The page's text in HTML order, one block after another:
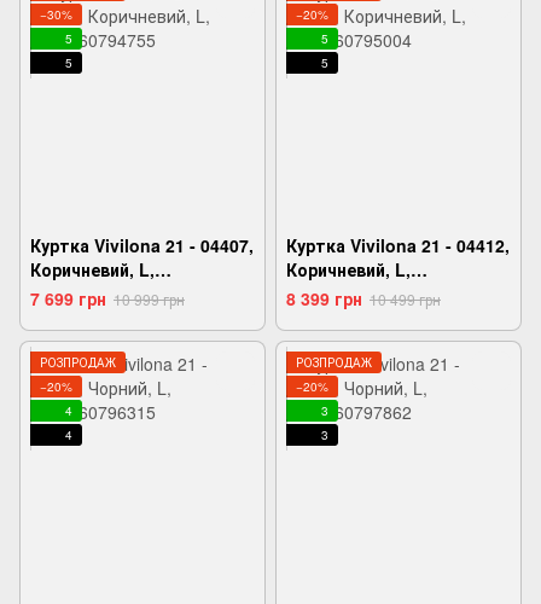
−30%
5
5
Куртка Vivilona 21 - 04407,
Коричневий, L,
2999860794755
7 699 грн 10 999 грн
−20%
5
5
Куртка Vivilona 21 - 04412,
Коричневий, L,
2999860795004
8 399 грн 10 499 грн
РОЗПРОДАЖ
−20%
4
4
РОЗПРОДАЖ
−20%
3
3